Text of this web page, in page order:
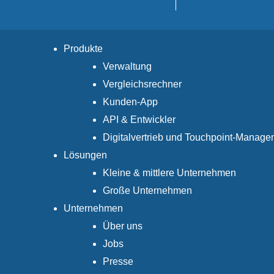
Produkte
Verwaltung
Vergleichsrechner
Kunden-App
API & Entwickler
Digitalvertrieb und Touchpoint-
Lösungen
Kleine & mittlere Unternehmen
Große Unternehmen
Unternehmen
Über uns
Jobs
Presse